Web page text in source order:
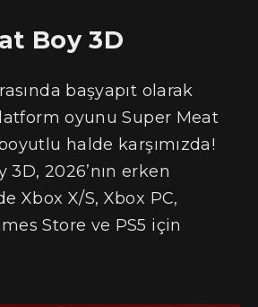
Boy 3D
başyapıt olarak
oyunu Super Meat
halde karşımızda!
3D, 2026’nın erken
Xbox X/S, Xbox PC,
Store ve PS5 için